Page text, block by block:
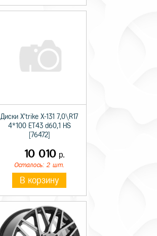
Диски X'trike X-131 7,0\R17
4*100 ET43 d60,1 HS
[76472]
10 010р.
Осталось: 2 шт.
В корзину